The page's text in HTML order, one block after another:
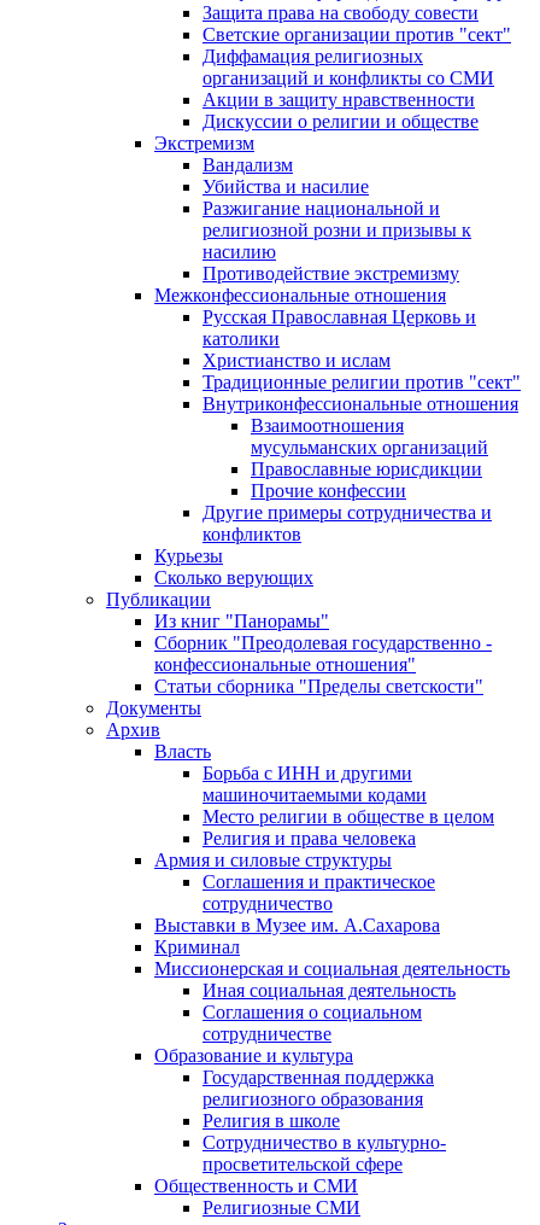
Защита права на свободу совести
Светские организации против "сект"
Диффамация религиозных
организаций и конфликты со СМИ
Акции в защиту нравственности
Дискуссии о религии и обществе
Экстремизм
Вандализм
Убийства и насилие
Разжигание национальной и
религиозной розни и призывы к
насилию
Противодействие экстремизму
Межконфессиональные отношения
Русская Православная Церковь и
католики
Христианство и ислам
Традиционные религии против "сект"
Внутриконфессиональные отношения
Взаимоотношения
мусульманских организаций
Православные юрисдикции
Прочие конфессии
Другие примеры сотрудничества и
конфликтов
Курьезы
Сколько верующих
Публикации
Из книг "Панорамы"
Сборник "Преодолевая государственно -
конфессиональные отношения"
Статьи сборника "Пределы светскости"
Документы
Архив
Власть
Борьба с ИНН и другими
машиночитаемыми кодами
Место религии в обществе в целом
Религия и права человека
Армия и силовые структуры
Соглашения и практическое
сотрудничество
Выставки в Музее им. А.Сахарова
Криминал
Миссионерская и социальная деятельность
Иная социальная деятельность
Соглашения о социальном
сотрудничестве
Образование и культура
Государственная поддержка
религиозного образования
Религия в школе
Сотрудничество в культурно-
просветительской сфере
Общественность и СМИ
Религиозные СМИ